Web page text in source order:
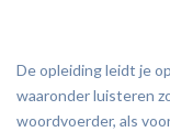
De opleiding leidt je
waaronder luisteren
woordvoerder, als